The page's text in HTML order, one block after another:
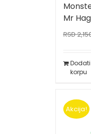
Mr Hag
RSD
korpu
Akcija!